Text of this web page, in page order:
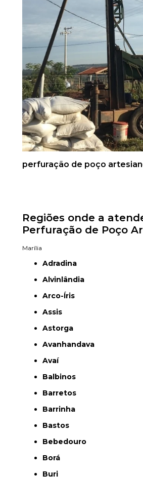
perfuração de poço
Regiões onde a
Perfuração de Poço
Marília
Adradina
Alvinlândia
Arco-Íris
Assis
Astorga
Avanhandava
Avaí
Balbinos
Barretos
Barrinha
Bastos
Bebedouro
Borá
Buri